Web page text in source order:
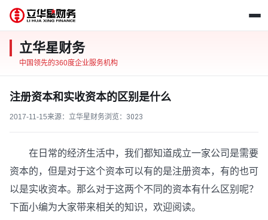
立华星财务
中国领先的360度企业服务机构
注册资本和实收资本的区别是什么
2017-11-15来源：立华星财务浏览： 3023
在日常的经济生活中，我们都知道成立一家公司是需要
资本的，但是对于这个资本可以有的是注册资本，有的也可
以是实收资本。那么对于这两个不同的资本有什么区别呢？
下面小编为大家带来相关的知识，欢迎阅读。